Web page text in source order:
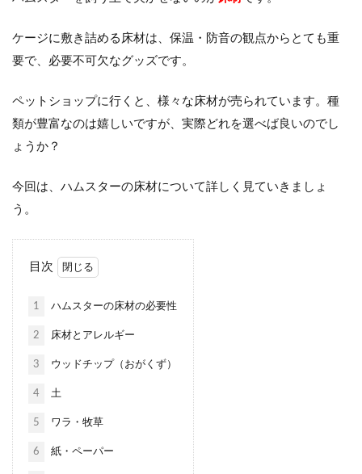
ケージに敷き詰める床材は、保温・防音の観点からとても重
要で、必要不可欠なグッズです。
ペットショップに行くと、様々な床材が売られています。種
類が豊富なのは嬉しいですが、実際どれを選べば良いのでし
ょうか？
今回は、ハムスターの床材について詳しく見ていきましょ
う。
目次
1 ハムスターの床材の必要性
2 床材とアレルギー
3 ウッドチップ（おがくず）
4 土
5 ワラ・牧草
6 紙・ペーパー